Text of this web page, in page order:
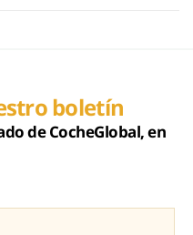
boletín
de CocheGlobal, en